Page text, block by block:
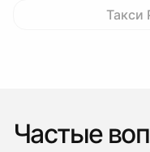
Такси
Частые